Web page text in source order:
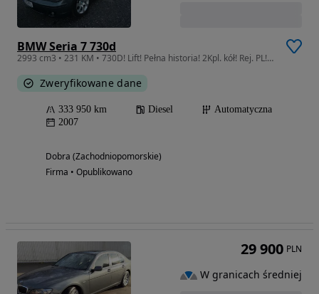
BMW Seria 7 730d
2993 cm3 • 231 KM • 730D! Lift! Pełna historia! 2Kpl. kół! Rej. PL! Zobacz!
Zweryfikowane dane
333 950 km Diesel
Automatyczna
2007
Dobra (Zachodniopomorskie)
Firma • Opublikowano
29 900 PLN
W granicach średniej